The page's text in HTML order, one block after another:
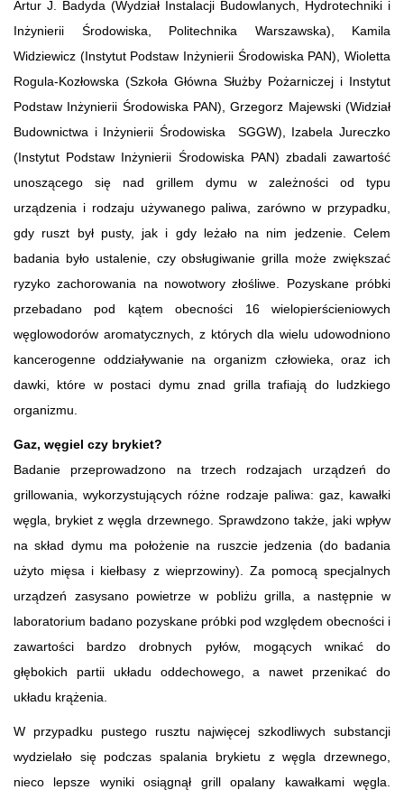
Artur J. Badyda (Wydział Instalacji Budowlanych, Hydrotechniki i
Inżynierii Środowiska, Politechnika Warszawska), Kamila
Widziewicz (Instytut Podstaw Inżynierii Środowiska PAN), Wioletta
Rogula-Kozłowska (Szkoła Główna Służby Pożarniczej i Instytut
Podstaw Inżynierii Środowiska PAN), Grzegorz Majewski (Widział
Budownictwa i Inżynierii Środowiska SGGW), Izabela Jureczko
(Instytut Podstaw Inżynierii Środowiska PAN) zbadali zawartość
unoszącego się nad grillem dymu w zależności od typu
urządzenia i rodzaju używanego paliwa, zarówno w przypadku,
gdy ruszt był pusty, jak i gdy leżało na nim jedzenie. Celem
badania było ustalenie, czy obsługiwanie grilla może zwiększać
ryzyko zachorowania na nowotwory złośliwe. Pozyskane próbki
przebadano pod kątem obecności 16 wielopierścieniowych
węglowodorów aromatycznych, z których dla wielu udowodniono
kancerogenne oddziaływanie na organizm człowieka, oraz ich
dawki, które w postaci dymu znad grilla trafiają do ludzkiego
organizmu.
Gaz, węgiel czy brykiet?
Badanie przeprowadzono na trzech rodzajach urządzeń do
grillowania, wykorzystujących różne rodzaje paliwa: gaz, kawałki
węgla, brykiet z węgla drzewnego. Sprawdzono także, jaki wpływ
na skład dymu ma położenie na ruszcie jedzenia (do badania
użyto mięsa i kiełbasy z wieprzowiny). Za pomocą specjalnych
urządzeń zasysano powietrze w pobliżu grilla, a następnie w
laboratorium badano pozyskane próbki pod względem obecności i
zawartości bardzo drobnych pyłów, mogących wnikać do
głębokich partii układu oddechowego, a nawet przenikać do
układu krążenia.
W przypadku pustego rusztu najwięcej szkodliwych substancji
wydzielało się podczas spalania brykietu z węgla drzewnego,
nieco lepsze wyniki osiągnął grill opalany kawałkami węgla.